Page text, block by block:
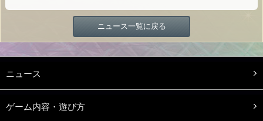
ニュース一覧に戻る
ニュース
ゲーム内容・遊び方